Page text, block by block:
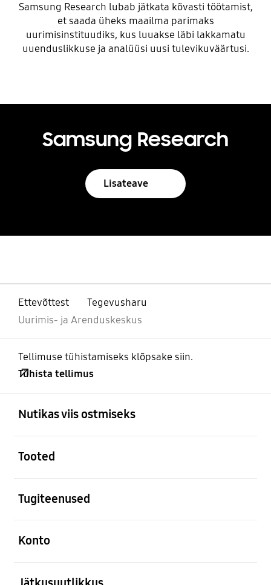
Samsung Research lubab jätkata kõvasti töötamist,
et saada üheks maailma parimaks
uurimisinstituudiks, kus luuakse läbi lakkamatu
uuenduslikkuse ja analüüsi uusi tulevikuväärtusi.
Samsung Research
Lisateave
Ettevõttest
Tegevusharu
Uurimis- ja Arenduskeskus
Tellimuse tühistamiseks klõpsake siin.
Tühista tellimus
Nutikas viis ostmiseks
Tooted
Tugiteenused
Konto